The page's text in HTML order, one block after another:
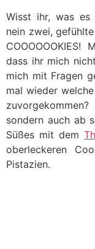
Wisst ihr, was es
nein zwei,
dass ihr mich
mich mit Fragen
mal wieder
sondern auch ab
Süßes mit dem
oberleckeren
Pistazien.